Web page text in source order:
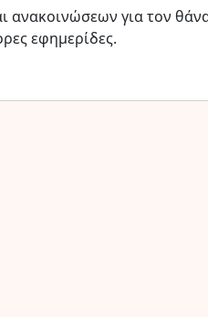
ανακοινώσεων για τον
εφημερίδες.